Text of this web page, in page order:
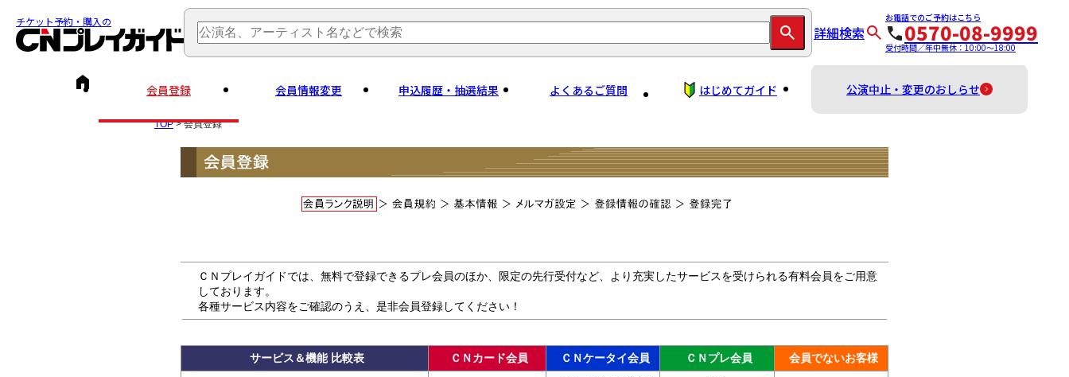
チケット予約・購入の
詳細検索
お電話でのご予約はこちら
0570-08-9999
受付時間／年中無休：10:00～18:00
会員登録 会員情報変更 申込履歴・抽選結果 よくあるご質問 はじめてガイド 公演中止・変更のおしらせ
TOP> 会員登録
ＣＮプレイガイドでは、無料で登録できるプレ会員のほか、限定の先行受付など、より充実したサービスを受けられる有料会員をご用意
しております。
各種サービス内容をご確認のうえ、是非会員登録してください！
サービス＆機能 比較表 ＣＮカード会員 ＣＮケータイ会員 ＣＮプレ会員 会員でないお客様